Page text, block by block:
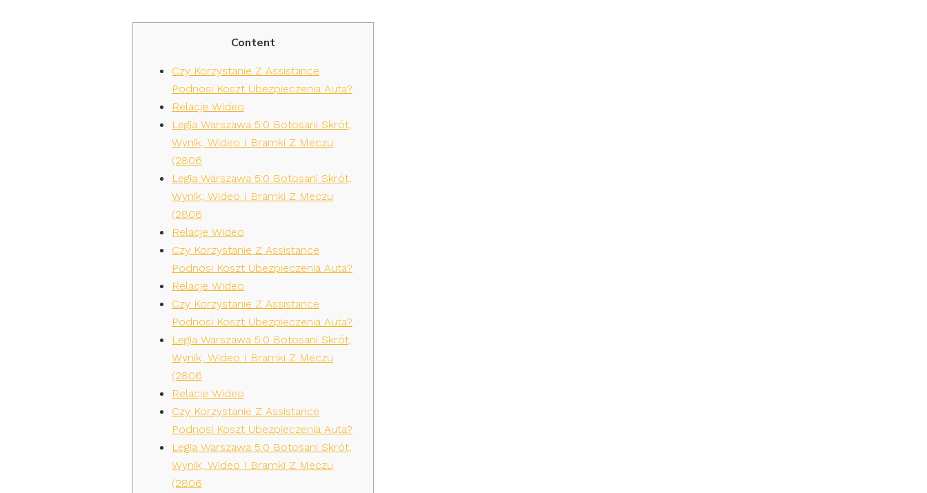
Content
Czy Korzystanie Z Assistance
Podnosi Koszt Ubezpieczenia Auta?
Relacje Wideo
Legia Warszawa 5:0 Botosani Skrót,
Wynik, Wideo I Bramki Z Meczu
(2806
Legia Warszawa 5:0 Botosani Skrót,
Wynik, Wideo I Bramki Z Meczu
(2806
Relacje Wideo
Czy Korzystanie Z Assistance
Podnosi Koszt Ubezpieczenia Auta?
Relacje Wideo
Czy Korzystanie Z Assistance
Podnosi Koszt Ubezpieczenia Auta?
Legia Warszawa 5:0 Botosani Skrót,
Wynik, Wideo I Bramki Z Meczu
(2806
Relacje Wideo
Czy Korzystanie Z Assistance
Podnosi Koszt Ubezpieczenia Auta?
Legia Warszawa 5:0 Botosani Skrót,
Wynik, Wideo I Bramki Z Meczu
(2806